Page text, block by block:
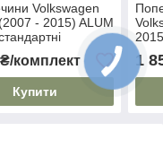
Volkswagen
- 2015) ALUM
Чорні
комплект
Купити
1